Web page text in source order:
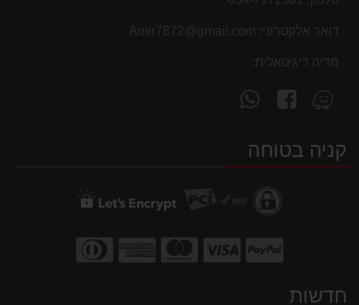
דואר אלקטרוני: Amir7872@gmail.com
מדיה דיגיטאלית:
מצא
אותנו
Waze
עקוב
אחרינו
facebookקניה בטוחה
חדשות